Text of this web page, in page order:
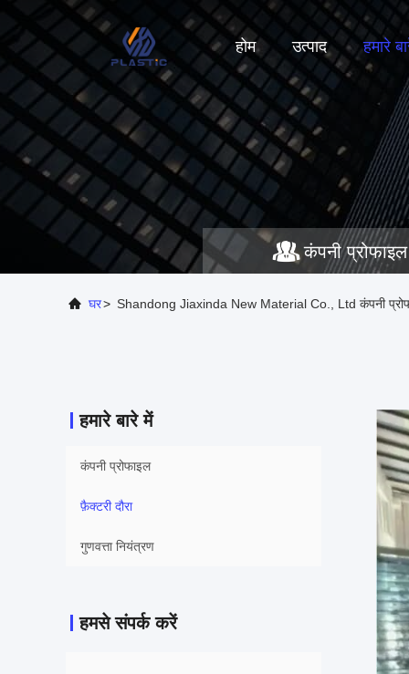
होम उत्पाद हमारे
कंपनी प्रोफाइल
घर> Shandong Jiaxinda New Material Co., Ltd कंपनी
हमारे बारे में
कंपनी प्रोफाइल
फ़ैक्टरी दौरा
गुणवत्ता नियंत्रण
हमसे संपर्क करें